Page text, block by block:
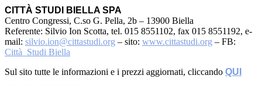
CITTÀ STUDI BIELLA SPA
Centro Congressi, C.so G. Pella, 2b – 13900 Biella
Referente: Silvio Ion Scotta, tel. 015 8551102, fax 015 8551192, e-
mail: silvio.ion@cittastudi.org – sito: www.cittastudi.org – FB:
Città Studi Biella
Sul sito tutte le informazioni e i prezzi aggiornati, cliccando QUI